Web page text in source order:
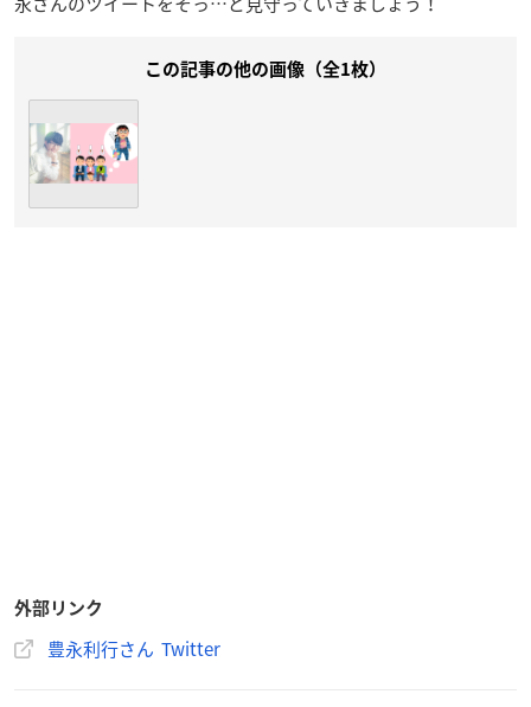
この記事の他の画像（全1枚）
外部リンク
豊永利行さん Twitter